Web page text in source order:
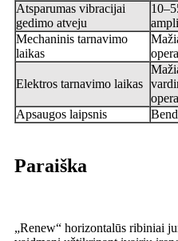
Atsparumas vibracijai
gedimo atveju
Mechaninis tarnavimo
laikas
Elektros tarnavimo laikas
Apsaugos laipsnis
Paraiška
„Renew“ horizontalūs ribiniai